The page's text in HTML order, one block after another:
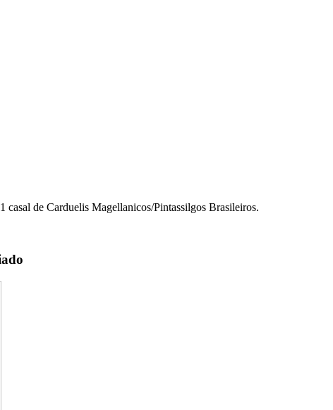
casal de Carduelis Magellanicos/Pintassilgos Brasileiros.